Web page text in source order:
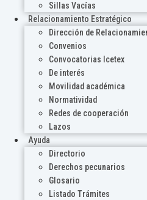
Sillas Vacías
Relacionamiento Estratégico
Dirección de
Convenios
Convocatorias Icetex
De interés
Movilidad académica
Normatividad
Redes de cooperación
Lazos
Ayuda
Directorio
Derechos pecunarios
Glosario
Listado Trámites